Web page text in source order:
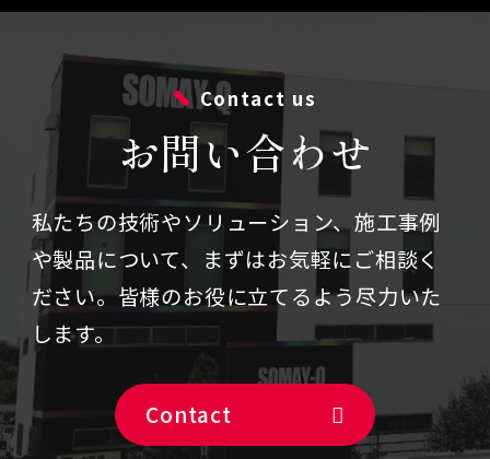
Contact us
お問い合わせ
私たちの技術やソリューション、施⼯事例
や製品について、まずはお気軽にご相談く
ださい。皆様のお役に立てるよう尽力いた
します。
Contact